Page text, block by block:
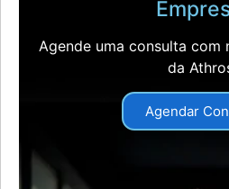
Agende uma consulta com
da
Agendar